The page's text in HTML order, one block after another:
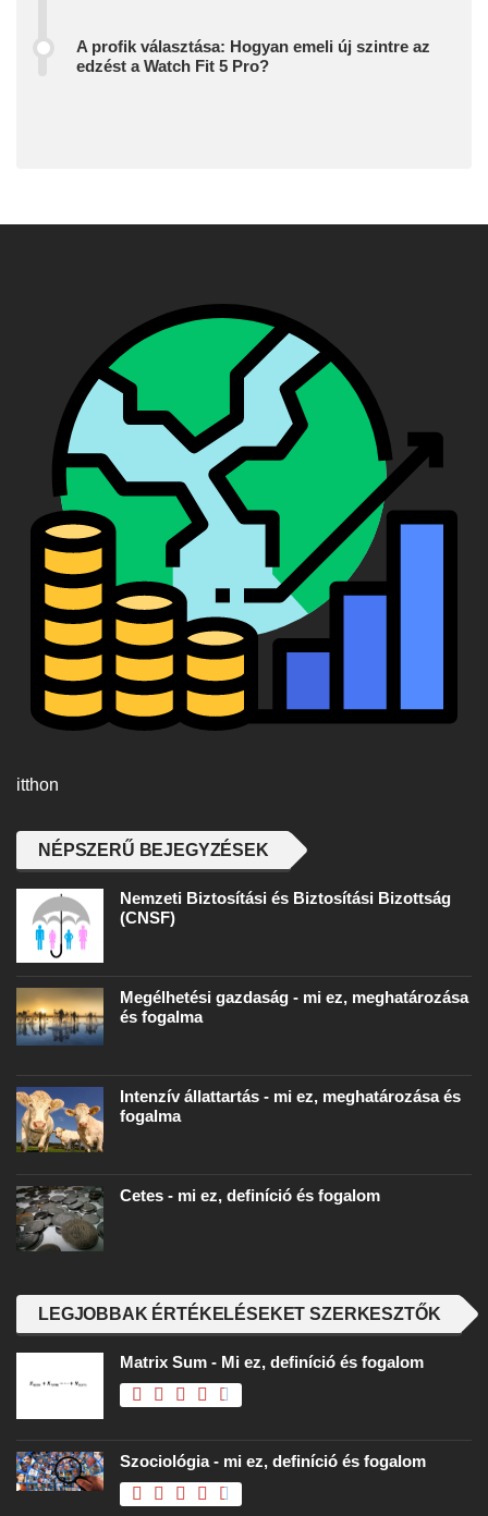
A profik választása: Hogyan emeli új szintre az
edzést a Watch Fit 5 Pro?
itthon
NÉPSZERŰ BEJEGYZÉSEK
Nemzeti Biztosítási és Biztosítási Bizottság
(CNSF)
Megélhetési gazdaság - mi ez, meghatározása
és fogalma
Intenzív állattartás - mi ez, meghatározása és
fogalma
Cetes - mi ez, definíció és fogalom
LEGJOBBAK ÉRTÉKELÉSEKET SZERKESZTŐK
Matrix Sum - Mi ez, definíció és fogalom
Szociológia - mi ez, definíció és fogalom